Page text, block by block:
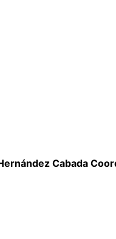
Cabada